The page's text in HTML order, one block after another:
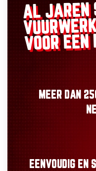
AL JAREN
VOOR
MEER DAN
EENVOUDIGEN